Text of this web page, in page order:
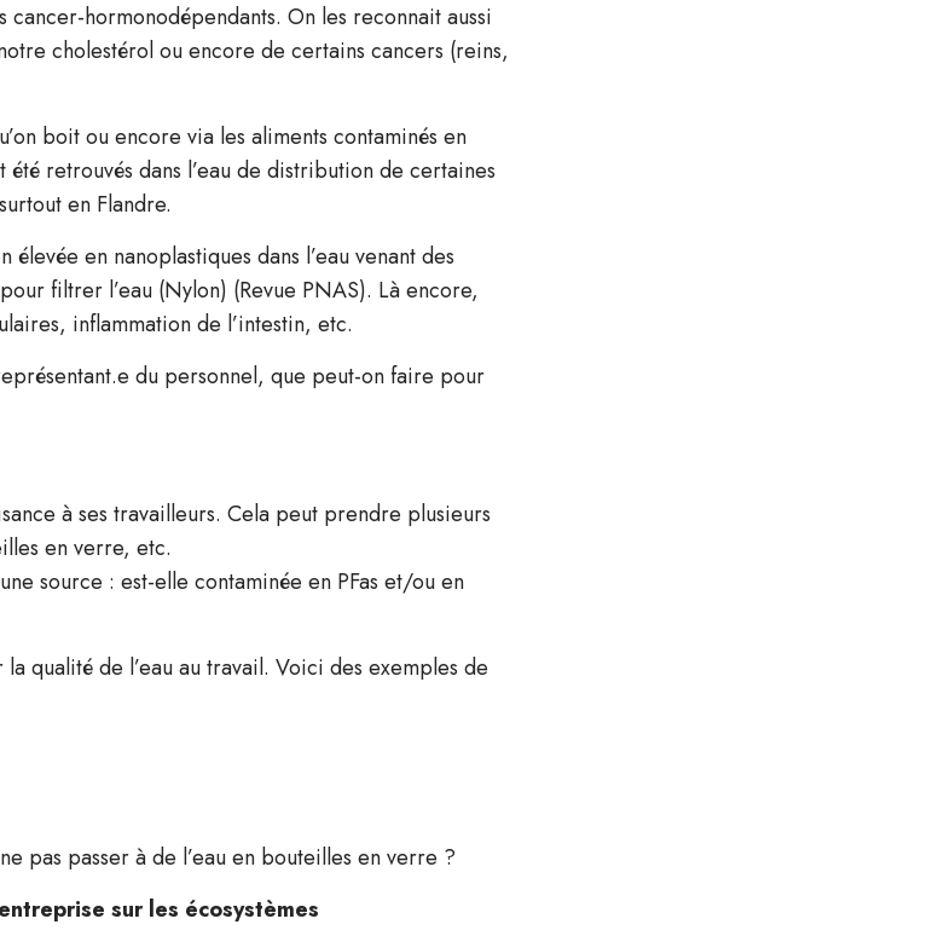
hormonodépendants. On les reconnait aussi
cholestérol ou encore de certains cancers (reins,
boit ou encore via les aliments contaminés en
retrouvés dans l’eau de distribution de certaines
en Flandre.
en nanoplastiques dans l’eau venant des
filtrer l’eau (Nylon) (Revue PNAS). Là encore,
inflammation de l’intestin, etc.
du personnel, que peut-on faire pour
à ses travailleurs. Cela peut prendre plusieurs
en verre, etc.
source : est-elle contaminée en PFas et/ou en
qualité de l’eau au travail. Voici des exemples de
pas passer à de l’eau en bouteilles en verre ?
sur les écosystèmes